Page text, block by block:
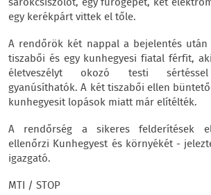
egy kerékpárt vittek el tőle.
A rendőrök két nappal a bejelentés
tiszabői és egy kunhegyesi fiatal férfit,
életveszélyt okozó testi sértéssel
gyanúsíthatók. A két tiszabői ellen
kunhegyesit lopások miatt már elítélték.
A rendőrség a sikeres felderítések
ellenőrzi Kunhegyest és környékét -
igazgató.
MTI / STOP